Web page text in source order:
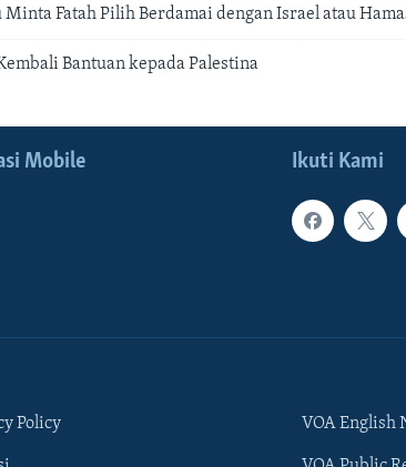
Minta Fatah Pilih Berdamai dengan Israel atau
Bantuan kepada Palestina
Ikuti Kami
Mobile
Policy VOA English